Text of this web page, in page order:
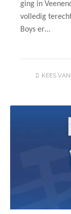
ging in
volledig
Boys er…
KEES